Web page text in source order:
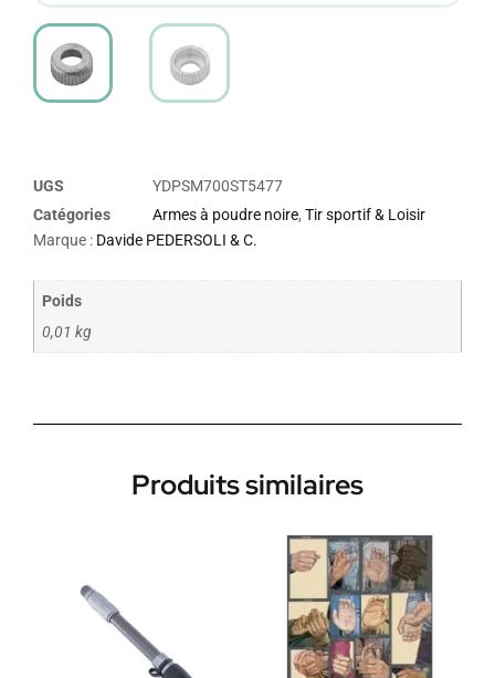
UGS
YDPSM700ST5477
Catégories
Armes à poudre noire, Tir sportif & Loisir
Marque : Davide PEDERSOLI & C.
Poids
0,01 kg
Produits similaires